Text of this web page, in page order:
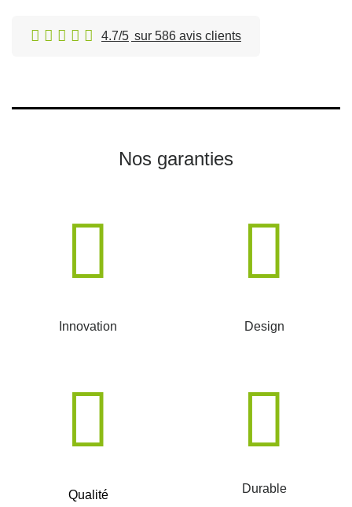
4.7/5 sur 586 avis clients
Nos garanties
Innovation Design
Qualité Durable